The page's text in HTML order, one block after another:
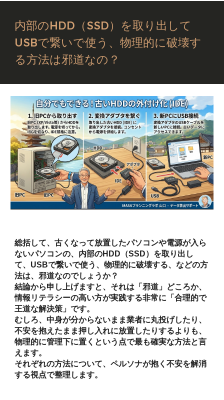
内部のHDD（SSD）を取り出して
USBで繋いで使う、物理的に破壊す
る方法は邪道なの？
総括して、古くなって放置したパソコンや電源が入ら
ないパソコンの、内部のHDD（SSD）を取り出し
て、USBで繋いで使う、物理的に破壊する、などの方
法は、邪道なのでしょうか？
結論から申し上げますと、それは「邪道」どころか、
情報リテラシーの高い方が実践する非常に「合理的で
王道な解決策」です。
むしろ、中身が分からないまま業者に丸投げしたり、
不安を抱えたまま押し入れに放置したりするよりも、
物理的に管理下に置くという点で最も確実な方法と言
えます。
それぞれの方法について、ペルソナが抱く不安を解消
する視点で整理します。